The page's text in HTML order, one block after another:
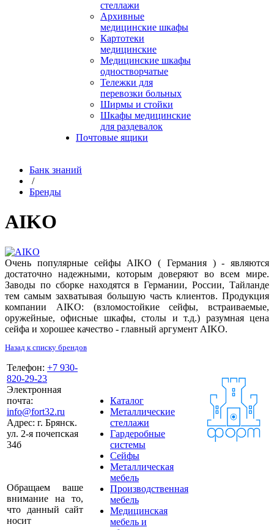
стеллажи
Архивные
медицинские шкафы
Картотеки
медицинские
Медицинские шкафы
одностворчатые
Тележки для
перевозки больных
Ширмы и стойки
Шкафы медицинские
для раздевалок
Почтовые ящики
Банк знаний
/
Бренды
AIKO
Очень популярные сейфы AIKO ( Германия ) - являются
достаточно надежными, которым доверяют во всем мире.
Заводы по сборке находятся в Германии, России, Тайланде
тем самым захватывая большую часть клиентов. Продукция
компании AIKO: (взломостойкие сейфы, встраиваемые,
оружейные, офисные шкафы, столы и т.д.) разумная цена
сейфа и хорошее качество - главный аргумент AIKO.
Назад к списку брендов
Телефон: +7 930-
820-29-23
Электронная
почта:
info@fort32.ru
Адрес: г. Брянск.
ул. 2-я почепская
34б
Обращаем ваше
внимание на то,
что данный сайт
носит
Каталог
Металлические
стеллажи
Гардеробные
системы
Сейфы
Металлическая
мебель
Производственная
мебель
Медицинская
мебель и